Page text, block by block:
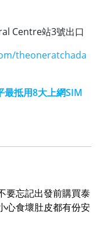
Centre站3號出口
theoneratchada
最抵用8大上網SIM
要忘記出發前購買泰
心食壞肚皮都有份安